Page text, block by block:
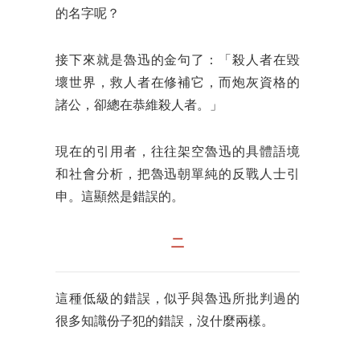
的名字呢？
接下來就是魯迅的金句了：「殺人者在毀
壞世界，救人者在修補它，而炮灰資格的
諸公，卻總在恭維殺人者。」
現在的引用者，往往架空魯迅的具體語境
和社會分析，把魯迅朝單純的反戰人士引
申。這顯然是錯誤的。
二
這種低級的錯誤，似乎與魯迅所批判過的
很多知識份子犯的錯誤，沒什麼兩樣。